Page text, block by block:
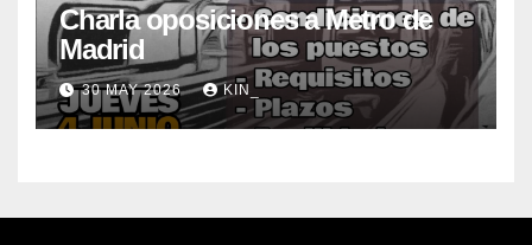
Charla oposiciones a Metro de
Madrid
30 MAY 2026 KIN_